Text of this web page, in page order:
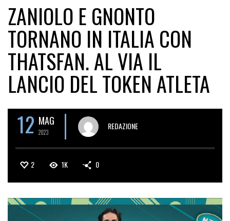
ZANIOLO E GNONTO
TORNANO IN ITALIA CON
THATSFAN. AL VIA IL
LANCIO DEL TOKEN ATLETA
12 MAG
2023
REDAZIONE
2 1K 0